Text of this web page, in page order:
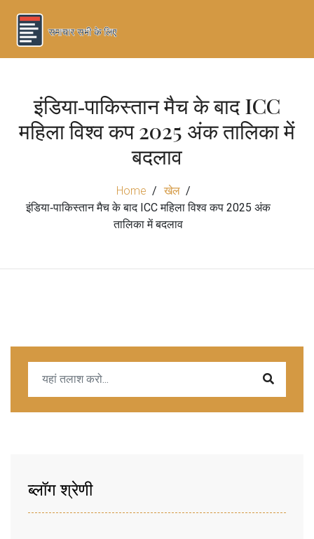
इंडिया‑पाकिस्तान मैच के बाद ICC
महिला विश्व कप 2025 अंक तालिका में
बदलाव
Home
खेल
इंडिया‑पाकिस्तान मैच के बाद ICC महिला विश्व कप 2025 अंक
तालिका में बदलाव
ब्लॉग श्रेणी